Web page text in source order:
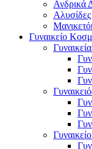
Ανδρικά
Αλυσίδες
Γυναικείο